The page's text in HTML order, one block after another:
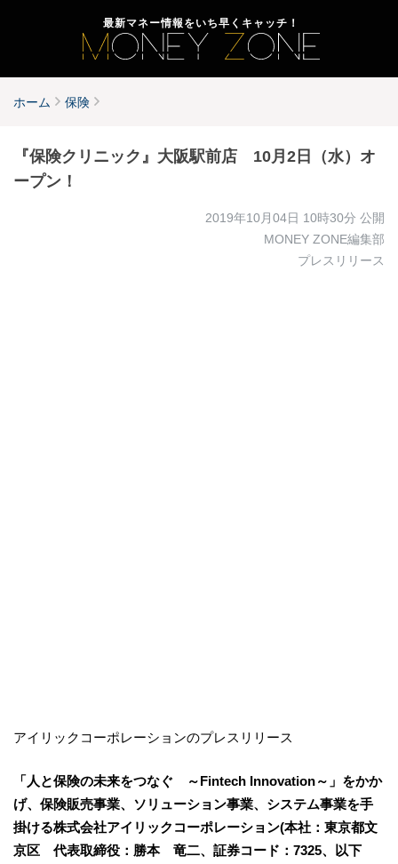
最新マネー情報をいち早くキャッチ！
ホーム 保険
『保険クリニック』大阪駅前店 10月2日（水）オ
ープン！
2019年10月04日 10時30分 公開
MONEY ZONE編集部
プレスリリース
アイリックコーポレーションのプレスリリース
「人と保険の未来をつなぐ ～Fintech Innovation～」をかか
げ、保険販売事業、ソリューション事業、システム事業を手
掛ける株式会社アイリックコーポレーション(本社：東京都文
京区 代表取締役：勝本 竜二、証券コード：7325、以下